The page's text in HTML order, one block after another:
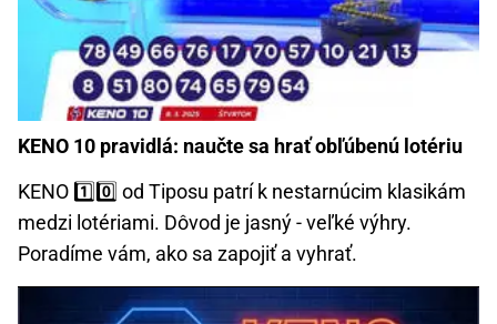
KENO 10 pravidlá: naučte sa hrať obľúbenú lotériu
KENO 1️⃣0️⃣ od Tiposu patrí k nestarnúcim klasikám
medzi lotériami. Dôvod je jasný - veľké výhry.
Poradíme vám, ako sa zapojiť a vyhrať.